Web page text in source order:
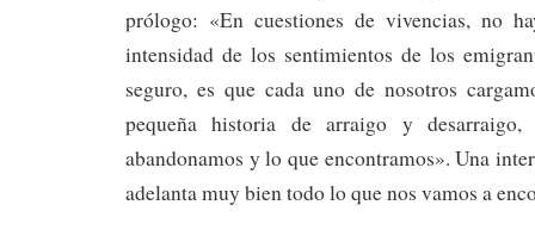
prólogo: «En cuestiones de vivencias, no
intensidad de los sentimientos de los
seguro, es que cada uno de nosotros
pequeña historia de arraigo y
abandonamos y lo que encontramos». Una
adelanta muy bien todo lo que nos vamos a